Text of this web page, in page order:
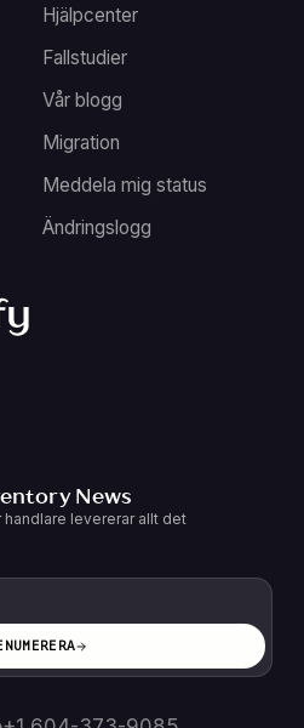
Hjälpcenter
Fallstudier
Vår blogg
Migration
Meddela mig status
Ändringslogg
News
levererar allt det